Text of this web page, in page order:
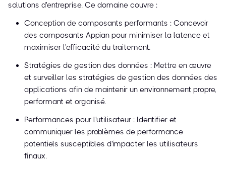
solutions d'entreprise. Ce domaine couvre :
Conception de composants performants : Concevoir
des composants Appian pour minimiser la latence et
maximiser l'efficacité du traitement.
Stratégies de gestion des données : Mettre en œuvre
et surveiller les stratégies de gestion des données des
applications afin de maintenir un environnement propre,
performant et organisé.
Performances pour l'utilisateur : Identifier et
communiquer les problèmes de performance
potentiels susceptibles d'impacter les utilisateurs
finaux.